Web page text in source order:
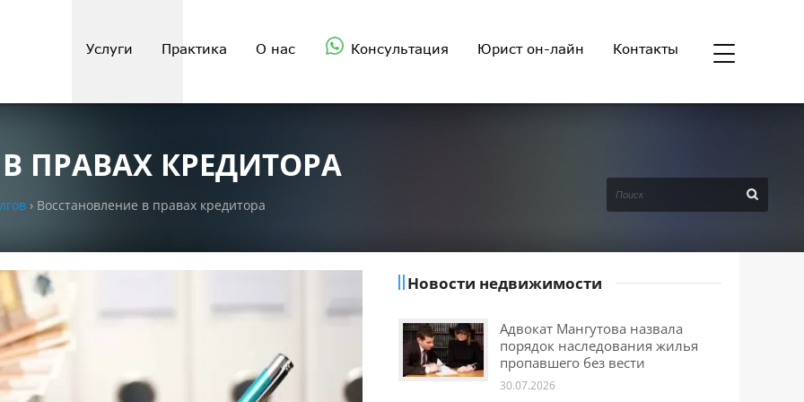
Услуги Практика О нас Консультация Юрист он-лайн Контакты
ПРАВАХ КРЕДИТОРА
› Восстановление в правах кредитора
Новости недвижимости
Адвокат Мангутова назвала
порядок наследования жилья
пропавшего без вести
30.07.2026